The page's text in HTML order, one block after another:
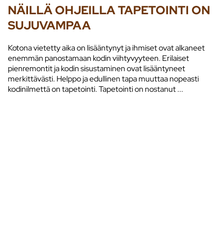
NÄILLÄ OHJEILLA TAPETOINTI ON
SUJUVAMPAA
Kotona vietetty aika on lisääntynyt ja ihmiset ovat alkaneet
enemmän panostamaan kodin viihtyvyyteen. Erilaiset
pienremontit ja kodin sisustaminen ovat lisääntyneet
merkittävästi. Helppo ja edullinen tapa muuttaa nopeasti
kodinilmettä on tapetointi. Tapetointi on nostanut ...